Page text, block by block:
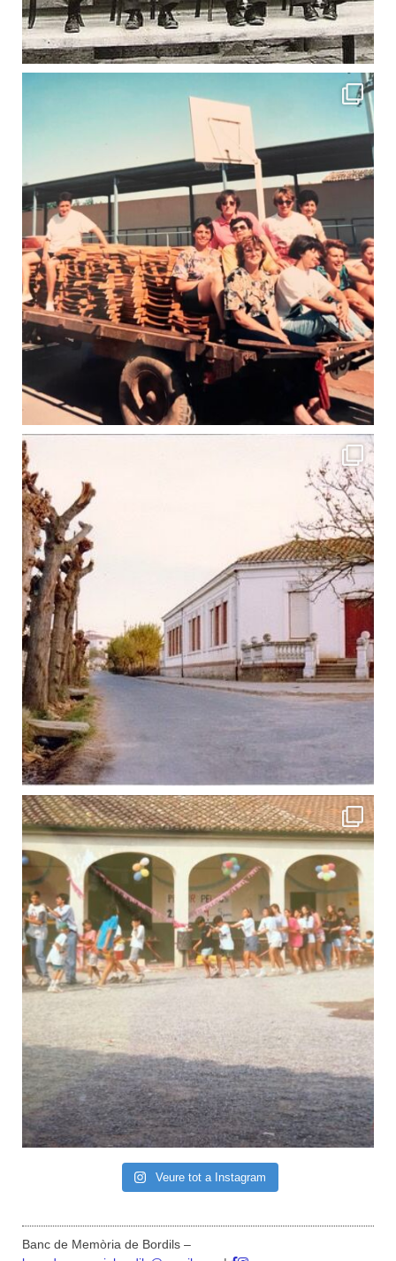
Veure tot a Instagram
Banc de Memòria de Bordils –